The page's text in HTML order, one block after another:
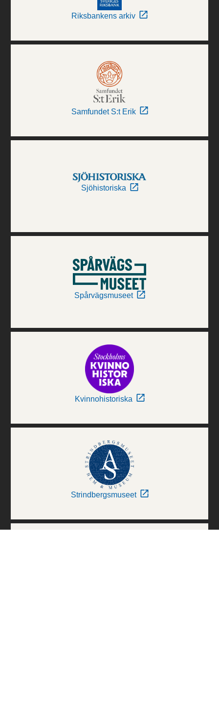
Riksbankens arkiv
Samfundet S:t Erik
Sjöhistoriska
Spårvägsmuseet
Kvinnohistoriska
Strindbergsmuseet